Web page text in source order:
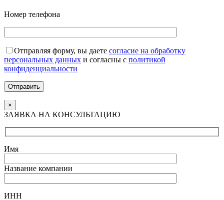
Номер телефона
Отправляя форму, вы даете согласие на обработку
персональных данных и согласны с политикой
конфиденциальности
Отправить
×
ЗАЯВКА НА КОНСУЛЬТАЦИЮ
Имя
Название компании
ИНН